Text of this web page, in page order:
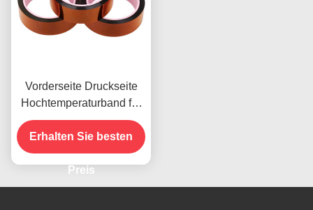
Vorderseite Druckseite
Hochtemperaturband für
das vorhandene Produkt
Erhalten Sie besten
Preis